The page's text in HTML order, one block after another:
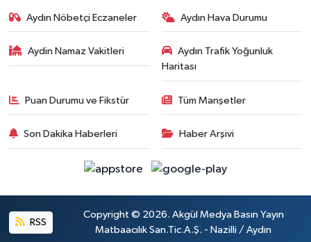
Aydın Nöbetçi Eczaneler Aydın Hava Durumu
Aydin Namaz Vakitleri
Aydın Trafik Yoğunluk
Haritası
Puan Durumu ve Fikstür Tüm Manşetler
Son Dakika Haberleri Haber Arşivi
RSS
Copyright © 2026. Akgül Medya Basın Yayın
Matbaacılık San.Tic.A.Ş. - Nazilli / Aydın